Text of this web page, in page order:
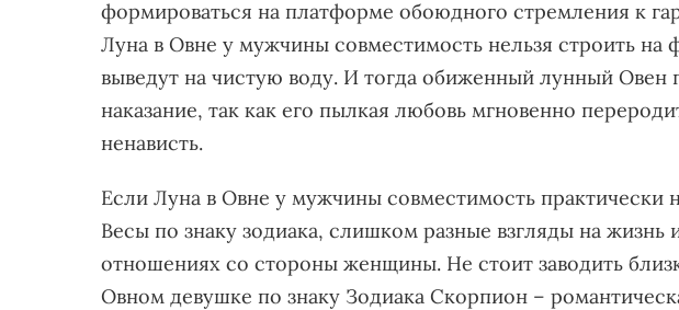
формироваться на платформе обоюдного стремления к
Луна в Овне у мужчины совместимость нельзя строить
выведут на чистую воду. И тогда обиженный лунный Овен
наказание, так как его пылкая любовь мгновенно
ненависть.
Если Луна в Овне у мужчины совместимость практически
Весы по знаку зодиака, слишком разные взгляды на жизнь
отношениях со стороны женщины. Не стоит заводить
Овном девушке по знаку Зодиака Скорпион –